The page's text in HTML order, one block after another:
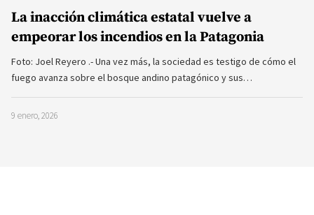
La inacción climática estatal vuelve a
empeorar los incendios en la Patagonia
Foto: Joel Reyero .- Una vez más, la sociedad es testigo de cómo el
fuego avanza sobre el bosque andino patagónico y sus…
9 enero, 2026